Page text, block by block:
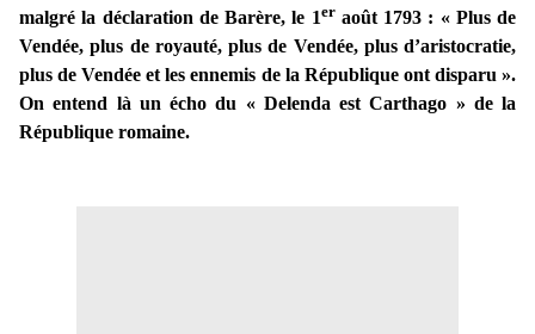
malgré la déclaration de Barère, le 1eraoût 1793 : « Plus de
Vendée, plus de royauté, plus de Vendée, plus d’aristocratie,
plus de Vendée et les ennemis de la République ont disparu ».
On entend là un écho du « Delenda est Carthago » de la
République romaine.